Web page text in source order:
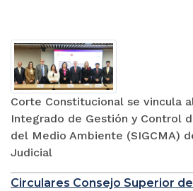
Corte Constitucional se vincula
Integrado de Gestión y Control
del Medio Ambiente (SIGCMA)
Judicial
Circulares Consejo Superior